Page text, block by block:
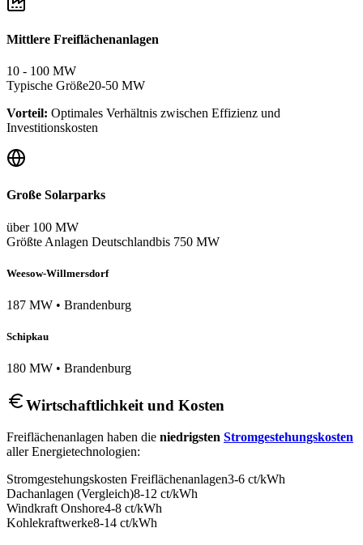
Mittlere Freiflächenanlagen
10 - 100 MW
Typische Größe20-50 MW
Vorteil: Optimales Verhältnis zwischen Effizienz und
Investitionskosten
Große Solarparks
über 100 MW
Größte Anlagen Deutschlandbis 750 MW
Weesow-Willmersdorf
187 MW • Brandenburg
Schipkau
180 MW • Brandenburg
Wirtschaftlichkeit und Kosten
Freiflächenanlagen haben die niedrigsten Stromgestehungskosten
aller Energietechnologien:
Stromgestehungskosten Freiflächenanlagen3-6 ct/kWh
Dachanlagen (Vergleich)8-12 ct/kWh
Windkraft Onshore4-8 ct/kWh
Kohlekraftwerke8-14 ct/kWh